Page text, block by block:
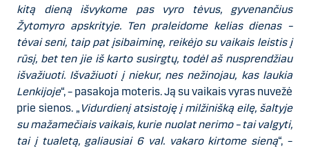
kitą dieną išvykome pas vyro tėvus, gyvenančius
Žytomyro apskrityje. Ten praleidome kelias dienas –
tėvai seni, taip pat įsibaiminę, reikėjo su vaikais leistis į
rūsį, bet ten jie iš karto susirgtų, todėl aš nusprendžiau
išvažiuoti. Išvažiuoti į niekur, nes nežinojau, kas laukia
Lenkijoje“, – pasakoja moteris. Ją su vaikais vyras nuvežė
prie sienos. „ Vidurdienį atsistoję į milžinišką eilę, šaltyje
su mažamečiais vaikais, kurie nuolat nerimo – tai valgyti,
tai į tualetą, galiausiai 6 val. vakaro kirtome sieną“, –